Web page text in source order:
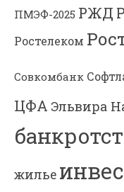
ПМЭФ-2025 РЖД
Ростелеком
Совкомбанк
ЦФА Эльвира
жилье